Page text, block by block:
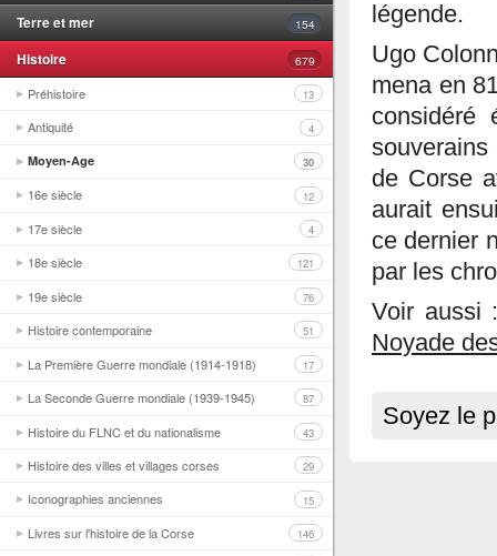
Terre et mer 154
Histoire 679
Préhistoire 13
Antiquité 4
Moyen-Age 30
16e siècle 12
17e siècle 4
18e siècle 121
19e siècle 76
Histoire contemporaine 51
La Première Guerre mondiale (1914-1918) 17
La Seconde Guerre mondiale (1939-1945) 87
Histoire du FLNC et du nationalisme 43
Histoire des villes et villages corses 29
Iconographies anciennes 15
Livres sur l'histoire de la Corse 146
légende.
Ugo
mena en
considéré
souverains
de Corse
aurait
ce dernier
par les
Voir
Noyade
Soyez le